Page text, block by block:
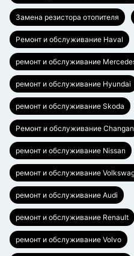
Замена резистора отопителя
Ремонт и обслуживание Haval
ремонт и обслуживание
ремонт и обслуживание Hyundai
ремонт и обслуживание Skoda
Ремонт и обслуживание Changan
ремонт и обслуживание Nissan
ремонт и обслуживание
ремонт и обслуживание Audi
ремонт и обслуживание Renault
ремонт и обслуживание Volvo